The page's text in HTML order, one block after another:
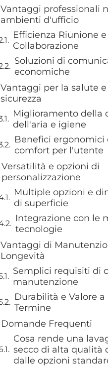
Vantaggi professionali
ambienti d'ufficio
Efficienza Riunione e
Collaborazione
Soluzioni di
economiche
Vantaggi per la salute e
sicurezza
Miglioramento della
dell'aria e igiene
Benefici ergonomici
comfort per l'utente
Versatilità e opzioni di
personalizzazione
Multiple opzioni e
di superficie
Integrazione con le
tecnologie
Vantaggi di
Longevità
Semplici requisiti di
manutenzione
Durabilità e Valore
Termine
Domande Frequenti
Cosa rende una
secco di alta qualità
dalle opzioni